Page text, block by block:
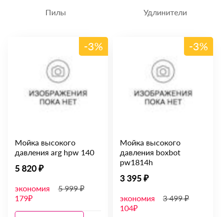
Пилы Удлинители
-3%
Мойка высокого
давления arg hpw 140
5 820 ₽
экономия
179₽
5 999 ₽
-3%
Мойка высокого
давления boxbot
pw1814h
3 395 ₽
экономия
104₽
3 499 ₽